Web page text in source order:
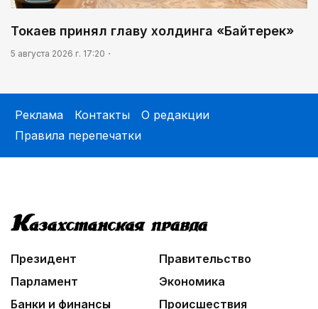
Токаев принял главу холдинга «Байтерек»
5 августа 2026 г. 17:20
Реклама Контакты
О редакции
Правила перепечатки
Президент
Правительство
Парламент
Экономика
Банки и финансы
Происшествия